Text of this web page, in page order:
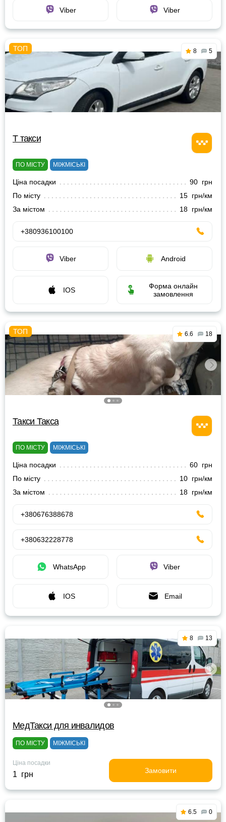
Viber Viber
8 5
Т такси
ПО МІСТУ МІЖМІСЬКІ
Ціна посадки
90 грн
По місту
15 грн/км
За містом
18 грн/км
+380936100100
Viber Android
IOS
Форма онлайн
замовлення
6.6 18
Такси Такса
ПО МІСТУ МІЖМІСЬКІ
Ціна посадки
60 грн
По місту
10 грн/км
За містом
18 грн/км
+380676388678
+380632228778
WhatsApp Viber
IOS Email
8 13
МедТакси для инвалидов
ПО МІСТУ МІЖМІСЬКІ
Ціна посадки
1 грн Замовити
6.5 0